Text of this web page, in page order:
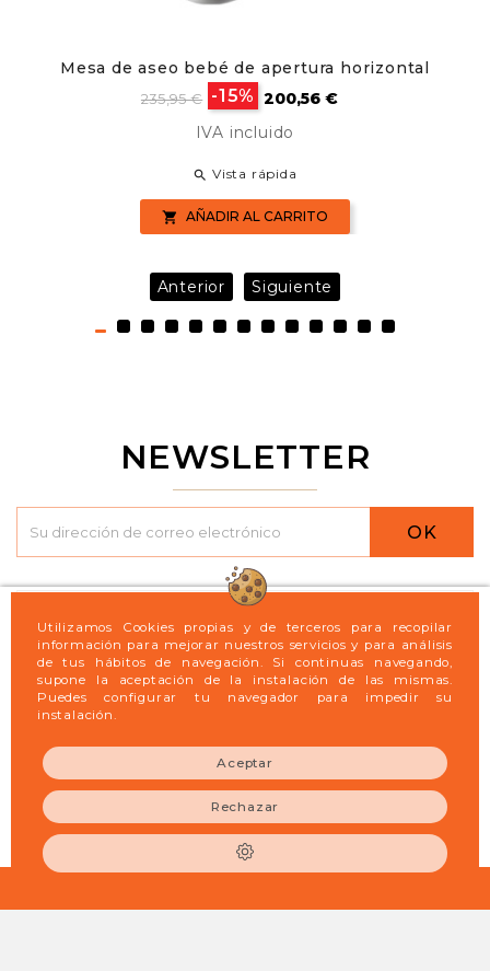
Utilizamos Cookies propias y de terceros para recopilar
información para mejorar nuestros servicios y para análisis
de tus hábitos de navegación. Si continuas navegando,
supone la aceptación de la instalación de las mismas.
Puedes configurar tu navegador para impedir su
instalación.
Aceptar
Rechazar
Mesa de aseo bebé de apertura horizontal
Precio
235,95 € -15% Precio
200,56 €
IVA incluido
 Vista rápida
 AÑADIR AL CARRITO
Anterior Siguiente
NEWSLETTER
OK
Legal 
Mi cuenta
Información de la tienda 